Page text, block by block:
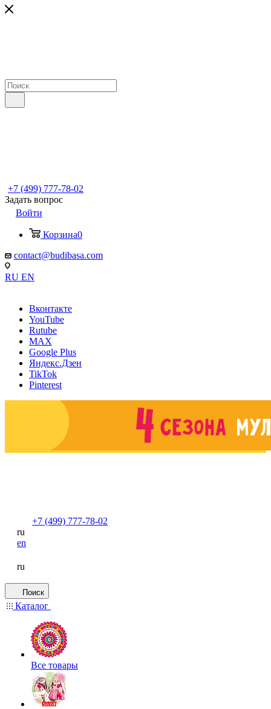
+7 (499) 777-78-02
Задать вопрос
Войти
Корзина0
contact@budibasa.com
RU EN
Вконтакте
YouTube
Rutube
MAX
Google Plus
Яндекс.Дзен
TikTok
Pinterest
+7 (499) 777-78-02
ru
en
ru
Поиск
Каталог
Все товары